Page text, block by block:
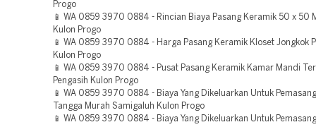
Progo
📱 WA 0859 3970 0884 - Rincian Biaya Pasang Keramik 50 x 50
Kulon Progo
📱 WA 0859 3970 0884 - Harga Pasang Keramik Kloset Jongkok
Kulon Progo
📱 WA 0859 3970 0884 - Pusat Pasang Keramik Kamar Mandi
Pengasih Kulon Progo
📱 WA 0859 3970 0884 - Biaya Yang Dikeluarkan Untuk
Tangga Murah Samigaluh Kulon Progo
📱 WA 0859 3970 0884 - Biaya Yang Dikeluarkan Untuk